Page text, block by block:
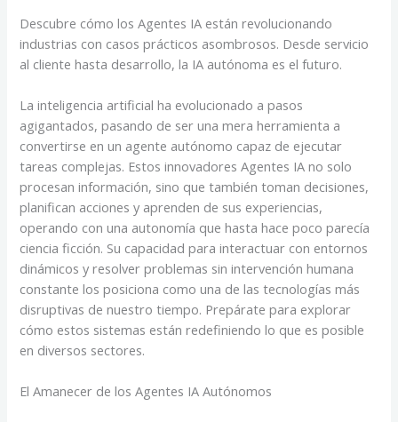
Descubre cómo los Agentes IA están revolucionando
industrias con casos prácticos asombrosos. Desde servicio
al cliente hasta desarrollo, la IA autónoma es el futuro.
La inteligencia artificial ha evolucionado a pasos
agigantados, pasando de ser una mera herramienta a
convertirse en un agente autónomo capaz de ejecutar
tareas complejas. Estos innovadores Agentes IA no solo
procesan información, sino que también toman decisiones,
planifican acciones y aprenden de sus experiencias,
operando con una autonomía que hasta hace poco parecía
ciencia ficción. Su capacidad para interactuar con entornos
dinámicos y resolver problemas sin intervención humana
constante los posiciona como una de las tecnologías más
disruptivas de nuestro tiempo. Prepárate para explorar
cómo estos sistemas están redefiniendo lo que es posible
en diversos sectores.
El Amanecer de los Agentes IA Autónomos